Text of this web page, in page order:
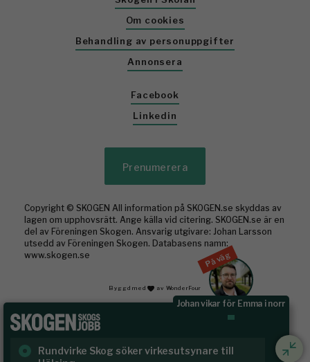
På väg
Johan vikar för Emma i norr
Rundvirke Skog söker virkesutsynare till
Om cookies
Behandling av personuppgifter
Annonsera
Facebook
Linkedin
Prenumerera
Copyright © SKOGEN All information på SKOGEN.se skyddas av
lagen om upphovsrätt. Ange källa vid citering. SKOGEN.se är en
del av Föreningen Skogen. Ansvarig utgivare: Johan Larsson
utsedd av Föreningen Skogen. Databasens namn:
www.skogen.se
Byggd med av WonderFour